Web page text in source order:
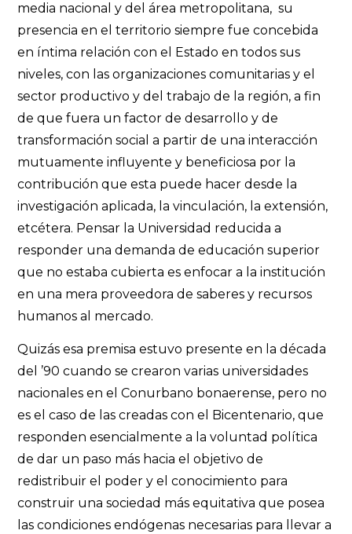
media nacional y del área metropolitana, su
presencia en el territorio siempre fue concebida
en íntima relación con el Estado en todos sus
niveles, con las organizaciones comunitarias y el
sector productivo y del trabajo de la región, a fin
de que fuera un factor de desarrollo y de
transformación social a partir de una interacción
mutuamente influyente y beneficiosa por la
contribución que esta puede hacer desde la
investigación aplicada, la vinculación, la extensión,
etcétera. Pensar la Universidad reducida a
responder una demanda de educación superior
que no estaba cubierta es enfocar a la institución
en una mera proveedora de saberes y recursos
humanos al mercado.
Quizás esa premisa estuvo presente en la década
del ’90 cuando se crearon varias universidades
nacionales en el Conurbano bonaerense, pero no
es el caso de las creadas con el Bicentenario, que
responden esencialmente a la voluntad política
de dar un paso más hacia el objetivo de
redistribuir el poder y el conocimiento para
construir una sociedad más equitativa que posea
las condiciones endógenas necesarias para llevar a